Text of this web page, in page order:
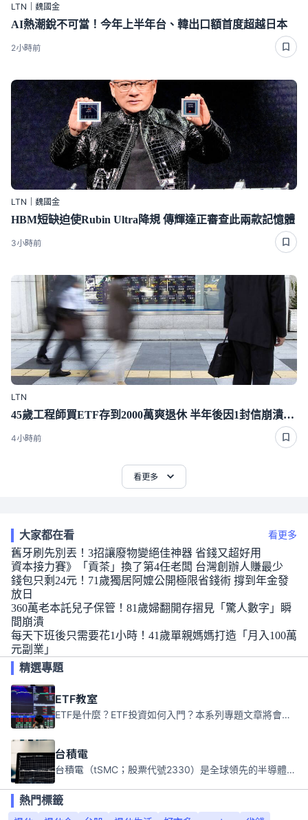
LTN｜魏國金
AI熱潮銳不可當！今年上半年台、韓出口額首度超越日本
2小時前
LTN｜魏國金
HBM短缺迫使Rubin Ultra降規 傳輝達正審查此兩款記憶體
3小時前
LTN
45歲工程師買ETF存到2000萬爽退休 半年後因1封信崩潰重回職場
4小時前
看更多
大家都在看 看更多
舊牙刷先別丟！3招讓廢物變絕佳神器 省錢又超好用
資本接力賽》「貢茶」換了第4任老闆 台灣創辦人賺最少
錢包只剩24元！71歲獨居阿嬤公開極限省錢術 撐到年金發
放日
360萬老本託兒子保管！81歲婦翻開存摺見「驚人數字」瞬
間崩潰
每天下班後只需要花1小時！41歲單親媽媽打造「月入100萬
元副業」
精選專題
ETF教室
ETF是什麼？ETF投資如何入門？本系列專題文章將會告訴你新手必須知道的ETF基礎知識。
台積電
台積電（tSMC；股票代號2330）是全球領先的半導體代工公司，成立於1987年，總部位於台灣新竹。且已於美國、日本、德國及中國設廠，台積電是全球首家專業積體電路製造服務公司，也是全球最先進和最大規模的半導體代工廠。
熱門標籤